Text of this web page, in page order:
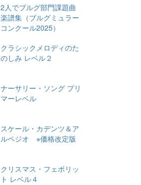
2人でブルグ部門課題曲
楽譜集（ブルグミュラー
コンクール2025）
クラシックメロディのた
のしみ レベル２
ナーサリー・ソング プリ
マーレベル
スケール・カデンツ＆ア
ルペジオ ※価格改定版
クリスマス・フェボリッ
ト レベル４